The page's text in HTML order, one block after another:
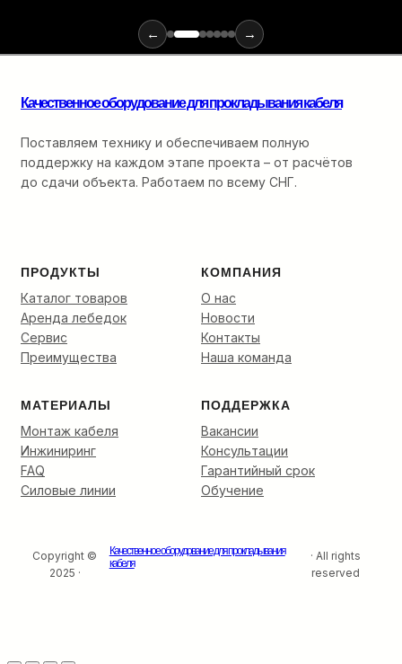
для
монтажа
ввода
кабельную
канализацию
до
← →
Качественное оборудование для прокладывания кабеля
Поставляем технику и обеспечиваем полную
поддержку на каждом этапе проекта – от расчётов
до сдачи объекта. Работаем по всему СНГ.
ПРОДУКТЫ
Каталог товаров
Аренда лебедок
Сервис
Преимущества
КОМПАНИЯ
О нас
Новости
Контакты
Наша команда
МАТЕРИАЛЫ
Монтаж кабеля
Инжиниринг
FAQ
Силовые линии
ПОДДЕРЖКА
Вакансии
Консультации
Гарантийный срок
Обучение
Copyright ©
2025 ·
Качественное оборудование для прокладывания
кабеля
· All rights
reserved